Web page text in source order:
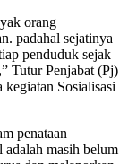
orang
padahal sejatinya
penduduk sejak
Tutur Penjabat (Pj)
Sosialisasi
penataan
adalah masih belum